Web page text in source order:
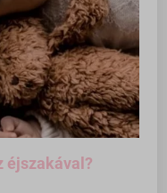
éjszakával?